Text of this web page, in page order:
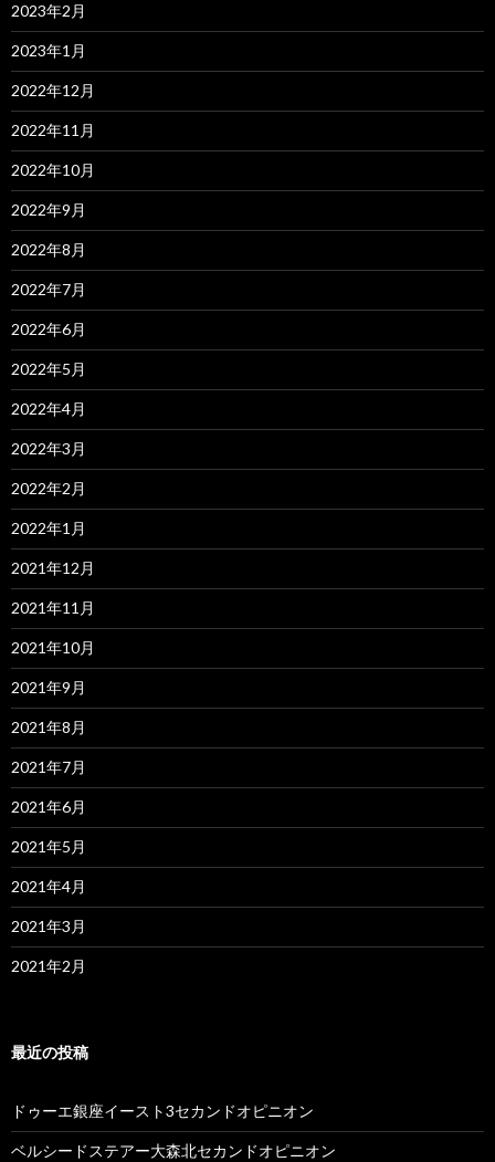
2023年2月
2023年1月
2022年12月
2022年11月
2022年10月
2022年9月
2022年8月
2022年7月
2022年6月
2022年5月
2022年4月
2022年3月
2022年2月
2022年1月
2021年12月
2021年11月
2021年10月
2021年9月
2021年8月
2021年7月
2021年6月
2021年5月
2021年4月
2021年3月
2021年2月
最近の投稿
ドゥーエ銀座イースト3セカンドオピニオン
ベルシードステアー大森北セカンドオピニオン